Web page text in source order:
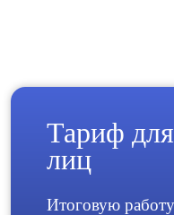
Тариф
лиц
Итоговую